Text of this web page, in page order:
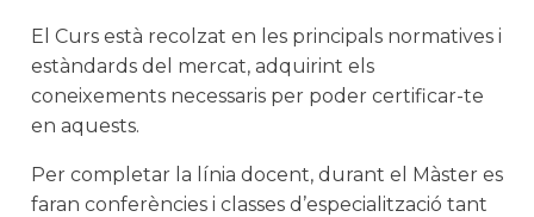
El Curs està recolzat en les principals normatives i
estàndards del mercat, adquirint els
coneixements necessaris per poder certificar-te
en aquests.
Per completar la línia docent, durant el Màster es
faran conferències i classes d’especialització tant